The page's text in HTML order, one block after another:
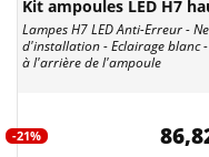
Kit ampoules LED H7
Lampes H7 LED Anti-Erreur -
d'installation - Eclairage blanc
à l'arrière de l'ampoule
-21%